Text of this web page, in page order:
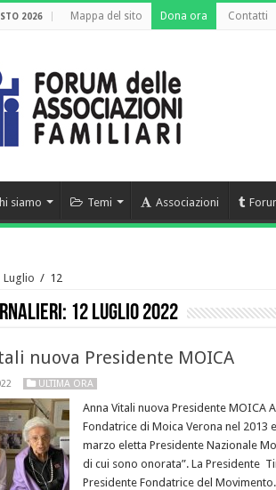
2026 Mappa del sito Dona ora Contatti
siamo Temi Associazioni
Luglio / 12
12 Luglio 2022
nuova Presidente MOICA
ULTIMA ORA
Anna Vitali nuova Presidente MOICA
Fondatrice di Moica Verona nel 2013
marzo eletta Presidente Nazionale
di cui sono onorata”. La Presidente
Presidente Fondatrice del